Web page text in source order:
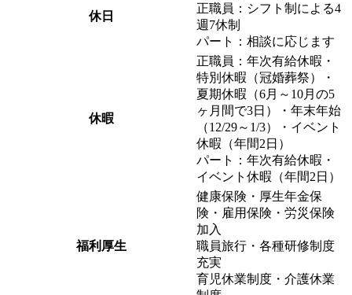
休日
正職員：シフト制による4
週7休制
パート：相談に応じます
休暇
正職員：年次有給休暇・
特別休暇（冠婚葬祭）・
夏期休暇（6月～10月の5
ヶ月間で3日）・年末年始
（12/29～1/3）・イベント
休暇（年間2日）
パート：年次有給休暇・
イベント休暇（年間2日）
福利厚生
健康保険・厚生年金保
険・雇用保険・労災保険
加入
職員旅行・各種研修制度
充実
育児休業制度・介護休業